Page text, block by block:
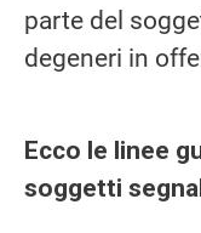
parte del
degeneri in
Ecco le linee
soggetti